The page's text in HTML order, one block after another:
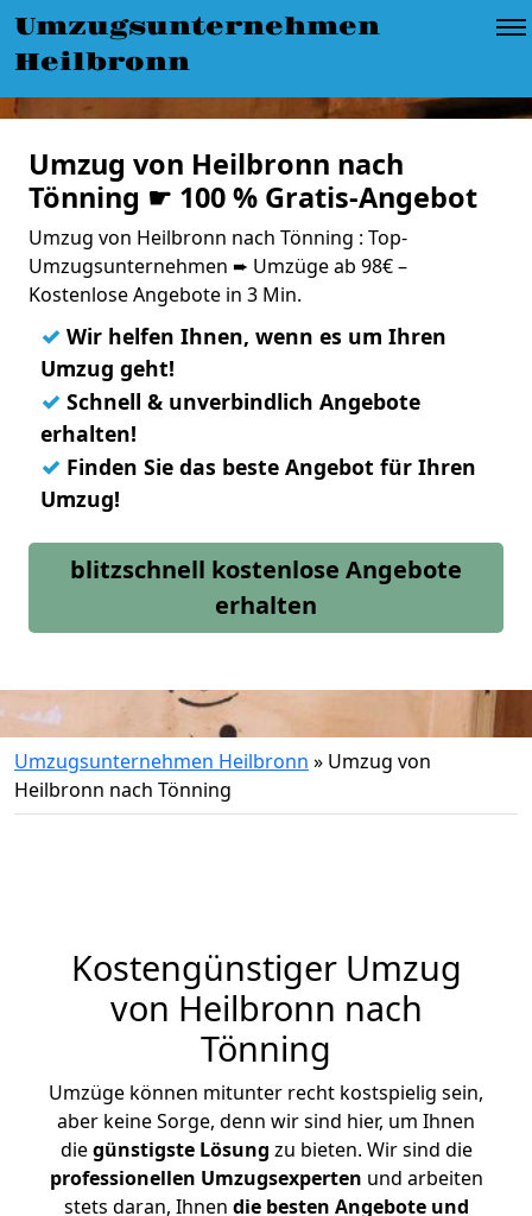
Umzugsunternehmen
Heilbronn
Umzug von Heilbronn nach
Tönning ☛ 100 % Gratis-Angebot
Umzug von Heilbronn nach Tönning : Top-
Umzugsunternehmen ➨ Umzüge ab 98€ –
Kostenlose Angebote in 3 Min.
✓ Wir helfen Ihnen, wenn es um Ihren
Umzug geht!
✓ Schnell & unverbindlich Angebote
erhalten!
✓ Finden Sie das beste Angebot für Ihren
Umzug!
blitzschnell kostenlose Angebote
erhalten
Umzugsunternehmen Heilbronn » Umzug von
Heilbronn nach Tönning
Kostengünstiger Umzug
von Heilbronn nach
Tönning
Umzüge können mitunter recht kostspielig sein,
aber keine Sorge, denn wir sind hier, um Ihnen
diegünstigste Lösung zu bieten. Wir sind die
professionellen Umzugsexperten und arbeiten
stets daran, Ihnen die besten Angebote und